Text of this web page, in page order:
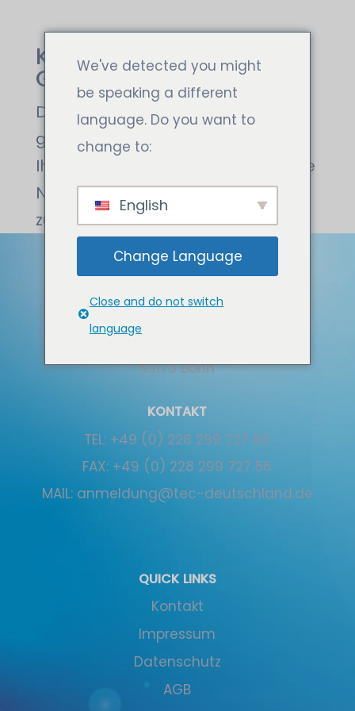
KEINE ERGEBNISSE
GEFUNDEN
Die angefragte Seite konnte nicht
gefunden werden. Verfeinern Sie
Ihre Suche oder verwenden Sie die
Navigation oben, um den Beitrag
zu finden.
Tele­communications Executive Circle
Simrockallee 2
53173 Bonn
KONTAKT
TEL: +49 (0) 228 299 727 60
FAX: +49 (0) 228 299 727 56
MAIL: anmeldung@tec-deutschland.de
QUICK LINKS
Kontakt
Impressum
Datenschutz
AGB
We've detected you might
be speaking a different
language. Do you want to
change to:
English
Change Language
Close and do not switch
language